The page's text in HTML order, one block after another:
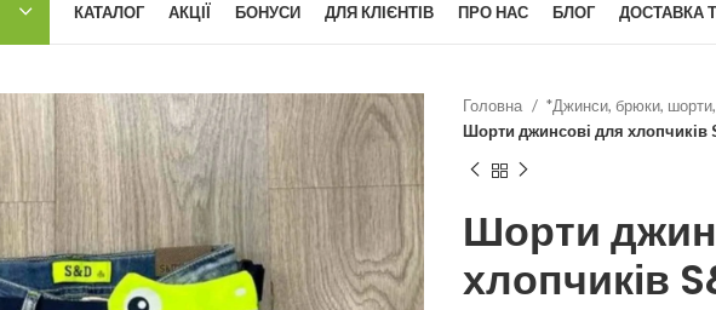
КАТАЛОГ АКЦІЇ БОНУСИ ДЛЯ КЛІЄНТІВ ПРО НАС БЛОГ ДОСТАВКА
Головна
*Джинси, брюки, шорти,
Шорти джинсові для хлопчиків
Шорти
хлопчиків